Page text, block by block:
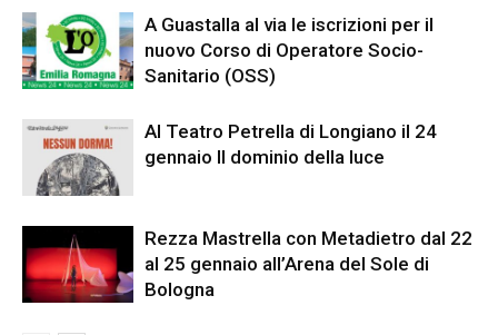
A Guastalla al via le iscrizioni per il
nuovo Corso di Operatore Socio-
Sanitario (OSS)
Al Teatro Petrella di Longiano il 24
gennaio Il dominio della luce
Rezza Mastrella con Metadietro dal 22
al 25 gennaio all’Arena del Sole di
Bologna